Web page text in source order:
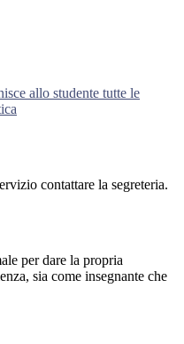
allo studente tutte le
contattare la segreteria.
per dare la propria
sia come insegnante che